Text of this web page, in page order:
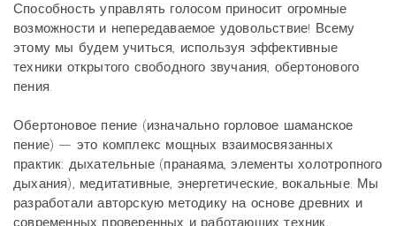
Способность управлять голосом приносит огромные
возможности и непередаваемое удовольствие! Всему
этому мы будем учиться, используя эффективные
техники открытого свободного звучания, обертонового
пения.
Обертоновое пение (изначально горловое шаманское
пение) — это комплекс мощных взаимосвязанных
практик: дыхательные (пранаяма, элементы холотропного
дыхания), медитативные, энергетические, вокальные. Мы
разработали авторскую методику на основе древних и
современных проверенных и работающих техник,